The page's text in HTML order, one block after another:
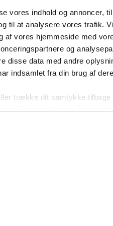
vores indhold og annoncer,
til at analysere vores trafik.
af vores hjemmeside med
og
disse data med andre
indsamlet fra din brug af
trække dit samtykke tilbage
og Stop-the-
deres lovprogram for
Stop-the-clock
at bølge 2 og bølge 3
udskudt pligten til at
giver både afklaring og